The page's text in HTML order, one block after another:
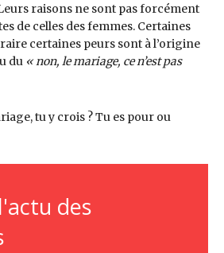
raisons ne sont pas forcément
de celles des femmes. Certaines
certaines peurs sont à l’origine
du « non, le mariage, ce n’est pas
tu y crois ? Tu es pour ou
des